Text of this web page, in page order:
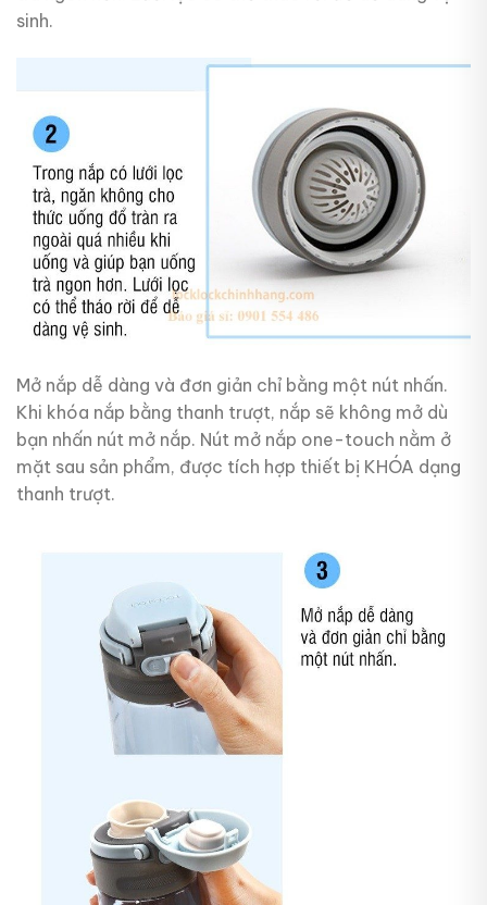
sinh.
Mở nắp dễ dàng và đơn giản chỉ bằng một nút nhấn.
Khi khóa nắp bằng thanh trượt, nắp sẽ không mở dù
bạn nhấn nút mở nắp. Nút mở nắp one-touch nằm ở
mặt sau sản phẩm, được tích hợp thiết bị KHÓA dạng
thanh trượt.